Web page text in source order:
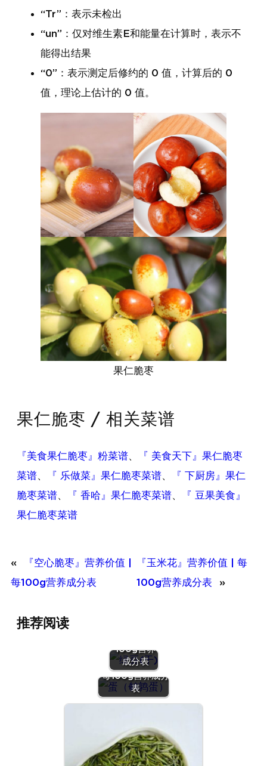
“Tr”：表示未检出
“un”：仅对维生素E和能量在计算时，表示不
能得出结果
“0”：表示测定后修约的 0 值，计算后的 0
值，理论上估计的 0 值。
果仁脆枣
果仁脆枣 / 相关菜谱
『美食果仁脆枣』粉菜谱、
『 美食天下』果仁脆枣
菜谱、 『 乐做菜』果仁脆枣菜谱、
『 下厨房』果仁
脆枣菜谱、 『 香哈』果仁脆枣菜谱、
『 豆果美食』
果仁脆枣菜谱
«
『空心脆枣』营养价值 |
每100g营养成分表
『玉米花』营养价值 | 每
100g营养成分表
»
推荐阅读
100g营养
成分表
『蛋（鹌鹑
蛋）』营养价值 |
每100g营养成分
表